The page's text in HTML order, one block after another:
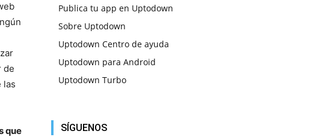
de
las
que
Publica tu app en Uptodown
Sobre Uptodown
Uptodown Centro de ayuda
Uptodown para Android
Uptodown Turbo
SÍGUENOS